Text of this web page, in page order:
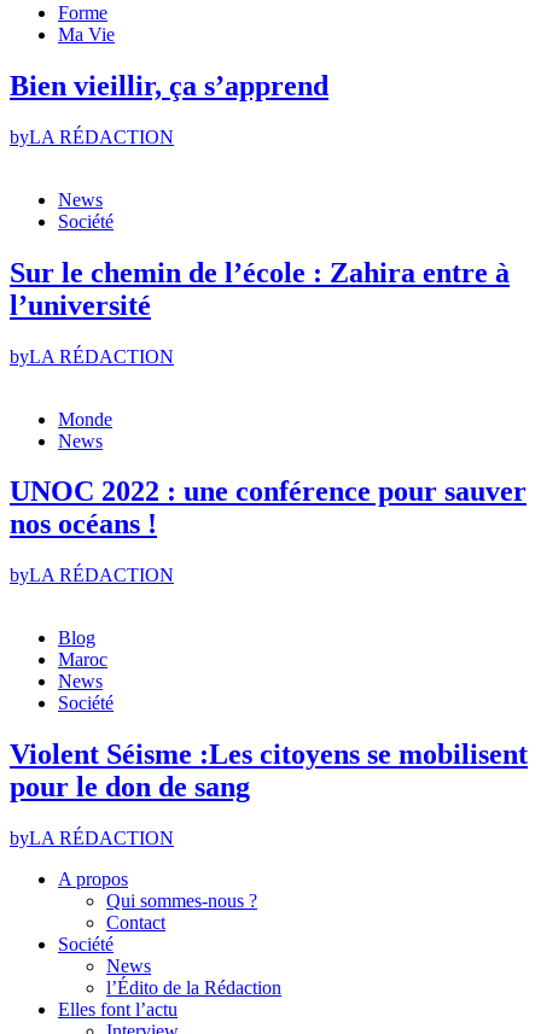
Forme
Ma Vie
Bien vieillir, ça s’apprend
byLA RÉDACTION
News
Société
Sur le chemin de l’école : Zahira entre à
l’université
byLA RÉDACTION
Monde
News
UNOC 2022 : une conférence pour sauver
nos océans !
byLA RÉDACTION
Blog
Maroc
News
Société
Violent Séisme :Les citoyens se mobilisent
pour le don de sang
byLA RÉDACTION
A propos
Qui sommes-nous ?
Contact
Société
News
l’Édito de la Rédaction
Elles font l’actu